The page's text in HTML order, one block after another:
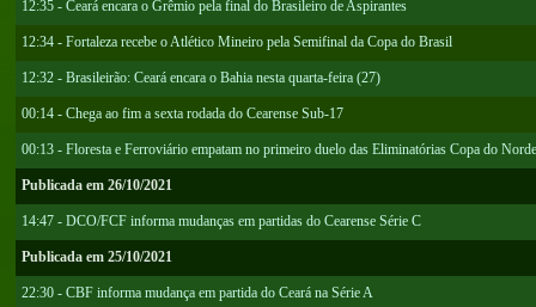
12:35 - Ceará encara o Grêmio pela final do Brasileiro de Aspirantes
12:34 - Fortaleza recebe o Atlético Mineiro pela Semifinal da Copa do Brasil
12:32 - Brasileirão: Ceará encara o Bahia nesta quarta-feira (27)
00:14 - Chega ao fim a sexta rodada do Cearense Sub-17
00:13 - Floresta e Ferroviário empatam no primeiro duelo das Eliminatórias Copa do
Publicada em 26/10/2021
14:47 - DCO/FCF informa mudanças em partidas do Cearense Série C
Publicada em 25/10/2021
22:30 - CBF informa mudança em partida do Ceará na Série A